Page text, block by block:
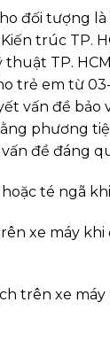
đối tượng là
trúc TP.
thuật TP.
trẻ em từ
vấn đề bảo
phương
vấn đề đáng
té ngã
xe máy
trên xe